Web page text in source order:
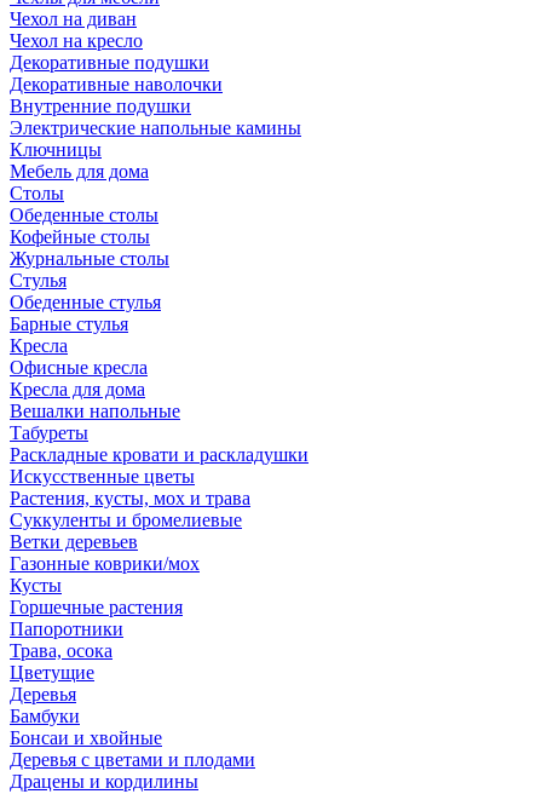
Чехол на диван
Чехол на кресло
Декоративные подушки
Декоративные наволочки
Внутренние подушки
Электрические напольные камины
Ключницы
Мебель для дома
Столы
Обеденные столы
Кофейные столы
Журнальные столы
Стулья
Обеденные стулья
Барные стулья
Кресла
Офисные кресла
Кресла для дома
Вешалки напольные
Табуреты
Раскладные кровати и раскладушки
Искусственные цветы
Растения, кусты, мох и трава
Суккуленты и бромелиевые
Ветки деревьев
Газонные коврики/мох
Кусты
Горшечные растения
Папоротники
Трава, осока
Цветущие
Деревья
Бамбуки
Бонсаи и хвойные
Деревья с цветами и плодами
Драцены и кордилины